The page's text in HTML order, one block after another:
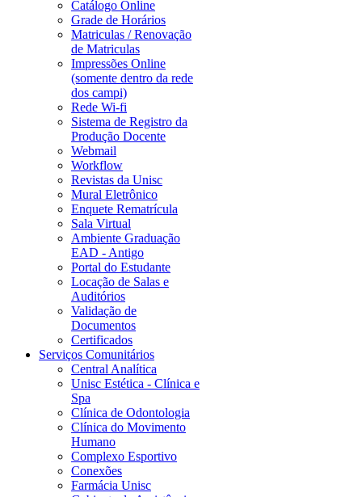
Catálogo Online
Grade de Horários
Matriculas / Renovação
de Matriculas
Impressões Online
(somente dentro da rede
dos campi)
Rede Wi-fi
Sistema de Registro da
Produção Docente
Webmail
Workflow
Revistas da Unisc
Mural Eletrônico
Enquete Rematrícula
Sala Virtual
Ambiente Graduação
EAD - Antigo
Portal do Estudante
Locação de Salas e
Auditórios
Validação de
Documentos
Certificados
Serviços Comunitários
Central Analítica
Unisc Estética - Clínica e
Spa
Clínica de Odontologia
Clínica do Movimento
Humano
Complexo Esportivo
Conexões
Farmácia Unisc